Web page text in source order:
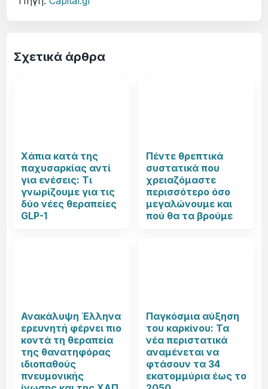
Σχετικά άρθρα
Χάπια κατά της
παχυσαρκίας αντί
για ενέσεις: Τι
γνωρίζουμε για τις
δύο νέες θεραπείες
GLP-1
Πέντε θρεπτικά
συστατικά που
χρειαζόμαστε
περισσότερο όσο
μεγαλώνουμε και
πού θα τα βρούμε
Ανακάλυψη Έλληνα
ερευνητή φέρνει πιο
κοντά τη θεραπεία
της θανατηφόρας
ιδιοπαθούς
πνευμονικής
Παγκόσμια αύξηση
του καρκίνου: Τα
νέα περιστατικά
αναμένεται να
φτάσουν τα 34
εκατομμύρια έως το